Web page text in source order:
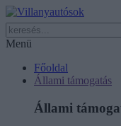
Menü
Főoldal
Állami támogatás
Állami